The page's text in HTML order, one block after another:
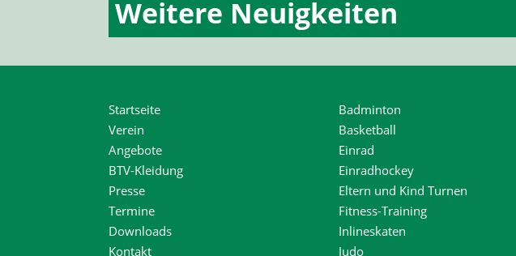
Weitere Neuigkeiten
Startseite
Verein
Angebote
BTV-Kleidung
Presse
Termine
Downloads
Kontakt
Badminton
Basketball
Einrad
Einradhockey
Eltern und Kind Turnen
Fitness-Training
Inlineskaten
Judo